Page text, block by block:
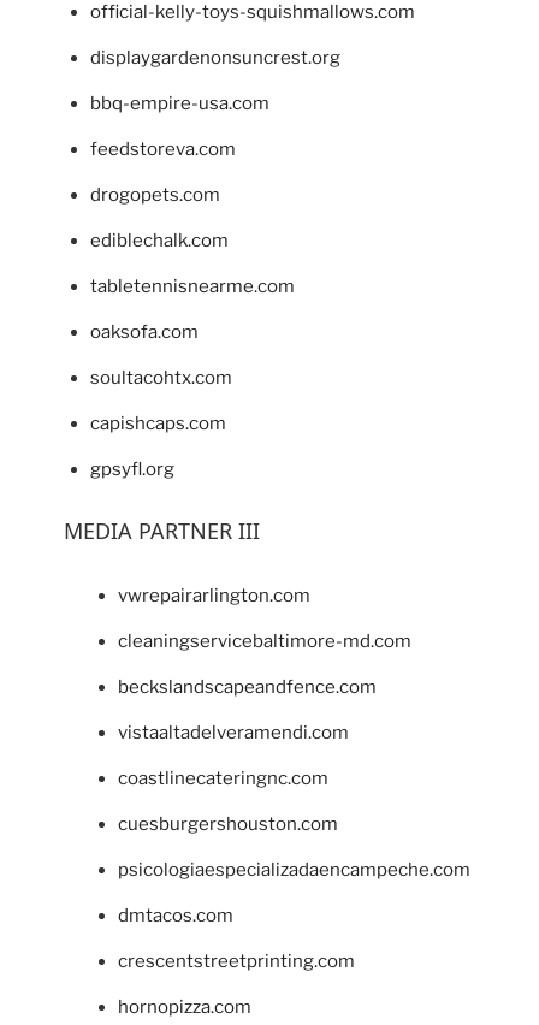
official-kelly-toys-squishmallows.com
displaygardenonsuncrest.org
bbq-empire-usa.com
feedstoreva.com
drogopets.com
ediblechalk.com
tabletennisnearme.com
oaksofa.com
soultacohtx.com
capishcaps.com
gpsyfl.org
MEDIA PARTNER III
vwrepairarlington.com
cleaningservicebaltimore-md.com
beckslandscapeandfence.com
vistaaltadelveramendi.com
coastlinecateringnc.com
cuesburgershouston.com
psicologiaespecializadaencampeche.com
dmtacos.com
crescentstreetprinting.com
hornopizza.com